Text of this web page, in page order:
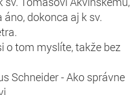
dokonca aj k sv.
o tom myslíte, takže bez
Schneider - Ako správne